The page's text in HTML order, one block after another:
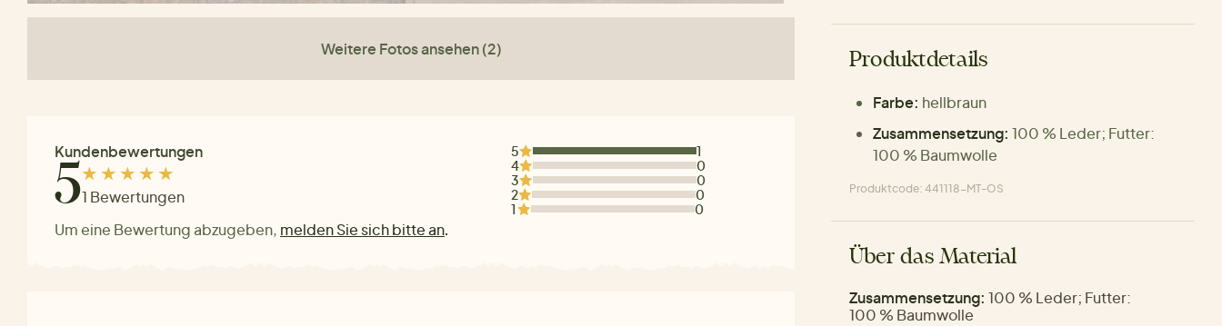
Weitere Fotos ansehen (2)
Kundenbewertungen
51 Bewertungen
Um eine Bewertung abzugeben, melden Sie sich bitte an.
5
1
4
0
3
0
2
0
1
0
Produktdetails
Farbe: hellbraun
Zusammensetzung: 100 % Leder; Futter:
100 % Baumwolle
Produktcode: 441118-MT-OS
Über das Material
Zusammensetzung: 100 % Leder; Futter:
100 % Baumwolle